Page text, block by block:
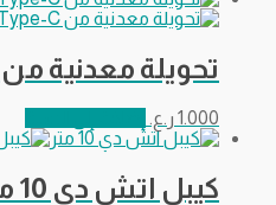
تحويلة معدنية من Type-C الى USB
1.000 ر.ع.
كيبل اتش دي 10 متر